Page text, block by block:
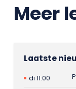
Meer
Laatste
di 11:00